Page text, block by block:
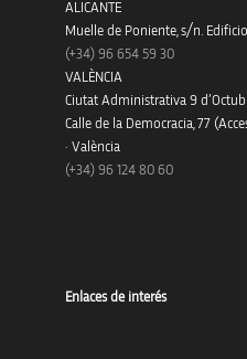
ALICANTE
Muelle de Poniente, s/n.
(+34) 96 654 59 30
VALÈNCIA
Ciutat Administrativa 9
Calle de la Democracia, 77
· València
(+34) 96 124 80 60
Enlaces de interés